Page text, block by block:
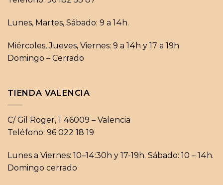
Lunes, Martes, Sábado: 9 a 14h.
Miércoles, Jueves, Viernes: 9 a 14h y 17 a 19h
Domingo – Cerrado
TIENDA VALENCIA
C/ Gil Roger, 1 46009 – Valencia
Teléfono: 96 022 18 19
Lunes a Viernes: 10–14:30h y 17-19h. Sábado: 10 – 14h.
Domingo cerrado